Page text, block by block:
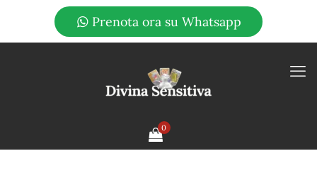
Prenota ora su Whatsapp
0